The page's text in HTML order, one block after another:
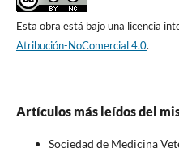
Esta obra está bajo una licencia
Atribución-NoComercial 4.0.
Artículos más leídos del
Sociedad de Medicina